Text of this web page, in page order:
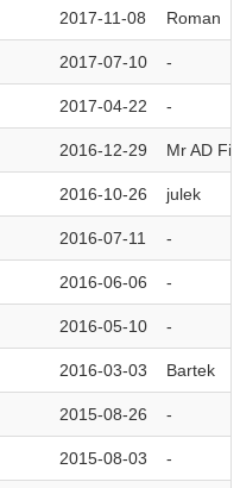
2017-11-08 Roman
2017-07-10 -
2017-04-22 -
2016-12-29 Mr AD
2016-10-26 julek
2016-07-11 -
2016-06-06 -
2016-05-10 -
2016-03-03 Bartek
2015-08-26 -
2015-08-03 -